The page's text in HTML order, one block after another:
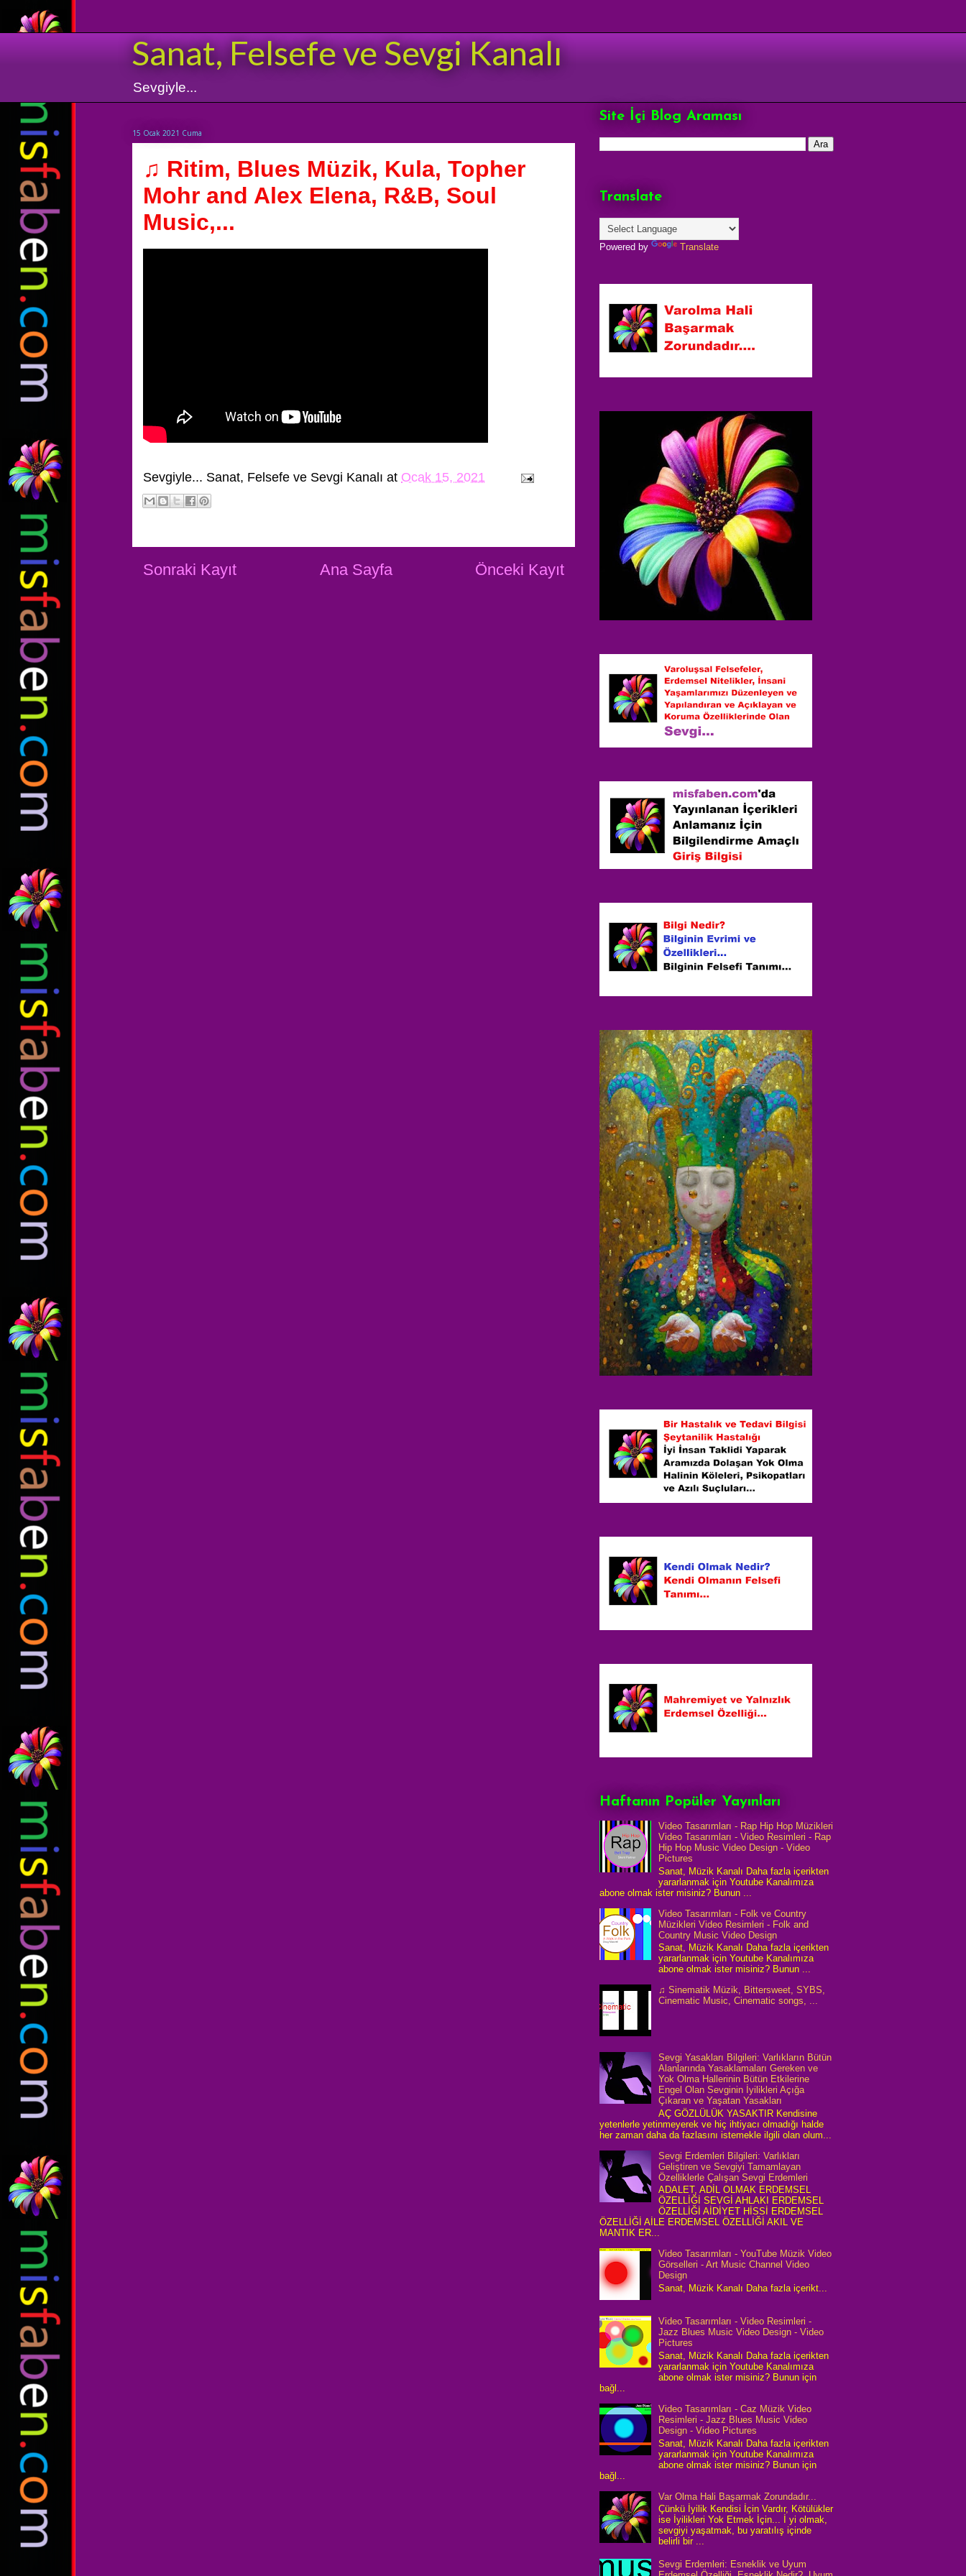
Sanat, Felsefe ve Sevgi Kanalı
Sevgiyle...
15 Ocak 2021 Cuma
♫ Ritim, Blues Müzik, Kula, Topher
Mohr and Alex Elena, R&B, Soul
Music,...
Sevgiyle... Sanat, Felsefe ve Sevgi Kanalı at Ocak 15, 2021
Sonraki Kayıt Önceki Kayıt
Ana Sayfa
Site İçi Blog Araması
Translate
Powered by Translate
Haftanın Popüler Yayınları
Video Tasarımları - Rap Hip Hop Müzikleri
Video Tasarımları - Video Resimleri - Rap
Hip Hop Music Video Design - Video
Pictures
Sanat, Müzik Kanalı Daha fazla içerikten
yararlanmak için Youtube Kanalımıza
abone olmak ister misiniz? Bunun ...
Video Tasarımları - Folk ve Country
Müzikleri Video Resimleri - Folk and
Country Music Video Design
Sanat, Müzik Kanalı Daha fazla içerikten
yararlanmak için Youtube Kanalımıza
abone olmak ister misiniz? Bunun ...
♫ Sinematik Müzik, Bittersweet, SYBS,
Cinematic Music, Cinematic songs, ...
Sevgi Yasakları Bilgileri: Varlıkların Bütün
Alanlarında Yasaklamaları Gereken ve
Yok Olma Hallerinin Bütün Etkilerine
Engel Olan Sevginin İyilikleri Açığa
Çıkaran ve Yaşatan Yasakları
AÇ GÖZLÜLÜK YASAKTIR Kendisine
yetenlerle yetinmeyerek ve hiç ihtiyacı olmadığı halde
her zaman daha da fazlasını istemekle ilgili olan olum...
Sevgi Erdemleri Bilgileri: Varlıkları
Geliştiren ve Sevgiyi Tamamlayan
Özelliklerle Çalışan Sevgi Erdemleri
ADALET, ADİL OLMAK ERDEMSEL
ÖZELLİĞİ SEVGİ AHLAKI ERDEMSEL
ÖZELLİĞİ AİDİYET HİSSİ ERDEMSEL
ÖZELLİĞİ AİLE ERDEMSEL ÖZELLİĞİ AKIL VE
MANTIK ER...
Video Tasarımları - YouTube Müzik Video
Görselleri - Art Music Channel Video
Design
Sanat, Müzik Kanalı Daha fazla içerikt...
Video Tasarımları - Video Resimleri -
Jazz Blues Music Video Design - Video
Pictures
Sanat, Müzik Kanalı Daha fazla içerikten
yararlanmak için Youtube Kanalımıza
abone olmak ister misiniz? Bunun için
bağl...
Video Tasarımları - Caz Müzik Video
Resimleri - Jazz Blues Music Video
Design - Video Pictures
Sanat, Müzik Kanalı Daha fazla içerikten
yararlanmak için Youtube Kanalımıza
abone olmak ister misiniz? Bunun için
bağl...
Var Olma Hali Başarmak Zorundadır...
Çünkü İyilik Kendisi İçin Vardır, Kötülükler
ise İyilikleri Yok Etmek İçin... İ yi olmak,
sevgiyi yaşatmak, bu yaratılış içinde
belirli bir ...
Sevgi Erdemleri: Esneklik ve Uyum